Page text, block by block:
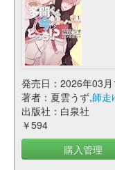
発売日：2026年03月
著者：夏雲うず,師走
出版社：白泉社
￥594
購入管理